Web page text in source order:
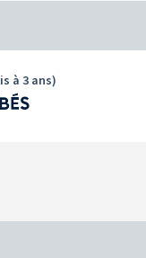
à 3 ans)